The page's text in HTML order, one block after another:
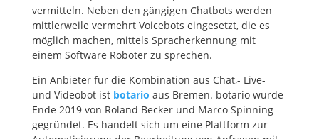
vermitteln. Neben den gängigen Chatbots werden
mittlerweile vermehrt Voicebots eingesetzt, die es
möglich machen, mittels Spracherkennung mit
einem Software Roboter zu sprechen.
Ein Anbieter für die Kombination aus Chat,- Live-
und Videobot ist botario aus Bremen. botario wurde
Ende 2019 von Roland Becker und Marco Spinning
gegründet. Es handelt sich um eine Plattform zur